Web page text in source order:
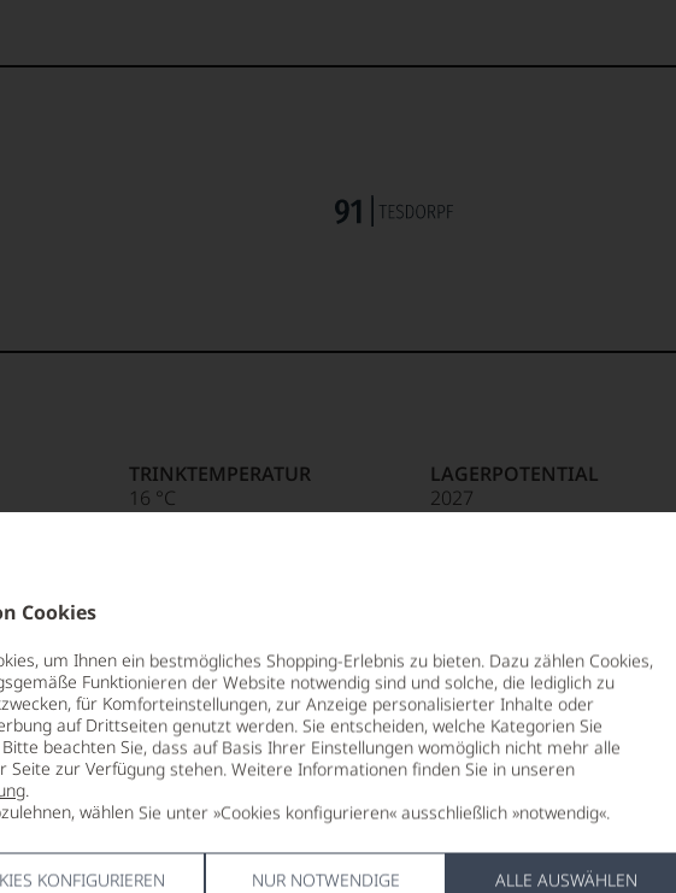
Cookies
um Ihnen ein bestmögliches Shopping-Erlebnis zu bieten. Dazu zählen Cookies,
Funktionieren der Website notwendig sind und solche, die lediglich zu
für Komforteinstellungen, zur Anzeige personalisierter Inhalte oder
auf Drittseiten genutzt werden. Sie entscheiden, welche Kategorien Sie
beachten Sie, dass auf Basis Ihrer Einstellungen womöglich nicht mehr alle
Seite zur Verfügung stehen. Weitere Informationen finden Sie in unseren
.
wählen Sie unter »Cookies konfigurieren« ausschließlich »notwendig«.
KONFIGURIEREN NUR NOTWENDIGE ALLE AUSWÄHLEN
TRINKTEMPERATUR
16 °C
SÄUREGEHALT
3,8 g/L
LAGERPOTENTIAL
2027